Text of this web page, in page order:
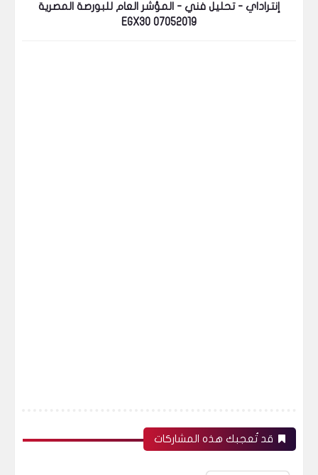
إنتراداي - تحليل فني - المؤشر العام للبورصة المصرية
EGX30 07052019
قد تُعجبك هذه المشاركات